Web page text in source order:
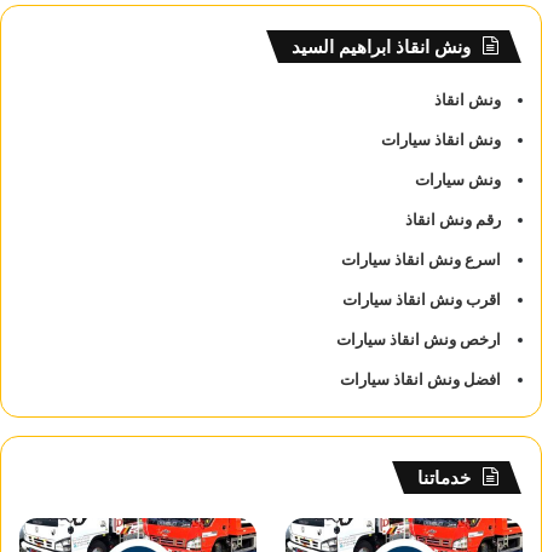
ونش انقاذ ابراهيم السيد
ونش انقاذ
ونش انقاذ سيارات
ونش سيارات
رقم ونش انقاذ
اسرع ونش انقاذ سيارات
اقرب ونش انقاذ سيارات
ارخص ونش انقاذ سيارات
افضل ونش انقاذ سيارات
خدماتنا